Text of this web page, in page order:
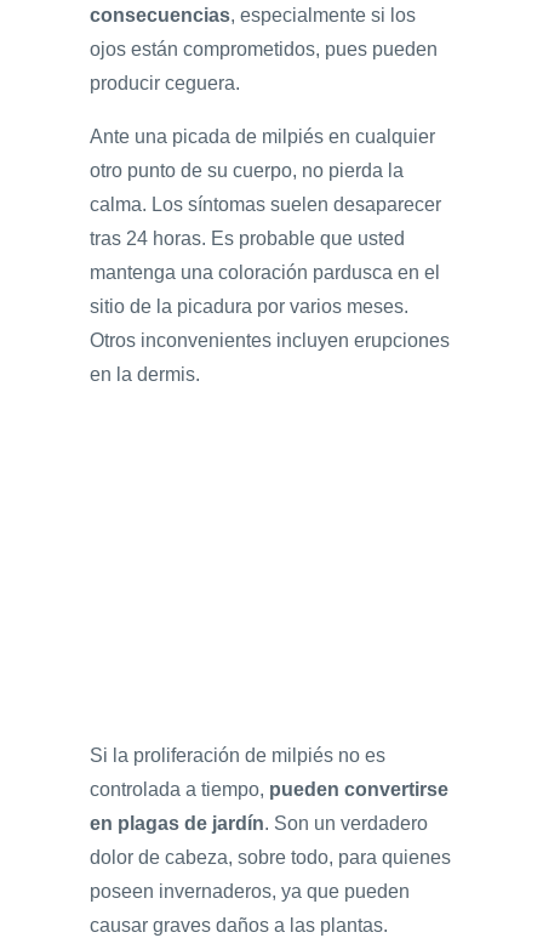
consecuencias, especialmente si los
ojos están comprometidos, pues pueden
producir ceguera.
Ante una picada de milpiés en cualquier
otro punto de su cuerpo, no pierda la
calma. Los síntomas suelen desaparecer
tras 24 horas. Es probable que usted
mantenga una coloración pardusca en el
sitio de la picadura por varios meses.
Otros inconvenientes incluyen erupciones
en la dermis.
Si la proliferación de milpiés no es
controlada a tiempo, pueden convertirse
en plagas de jardín. Son un verdadero
dolor de cabeza, sobre todo, para quienes
poseen invernaderos, ya que pueden
causar graves daños a las plantas.